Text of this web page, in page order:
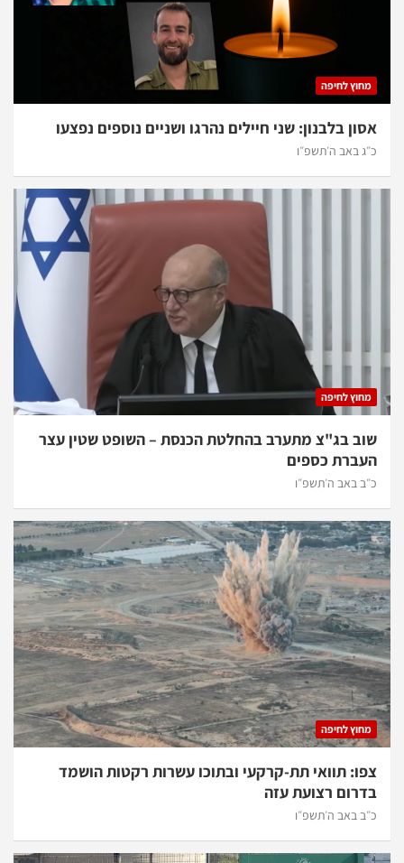
מחוץ לחיפה
אסון בלבנון: שני חיילים נהרגו ושניים נוספים נפצעו
כ״ג באב ה׳תשפ״ו
מחוץ לחיפה
שוב בג"צ מתערב בהחלטת הכנסת – השופט שטין עצר
העברת כספים
כ״ב באב ה׳תשפ״ו
מחוץ לחיפה
צפו: תוואי תת-קרקעי ובתוכו עשרות רקטות הושמד
בדרום רצועת עזה
כ״ב באב ה׳תשפ״ו